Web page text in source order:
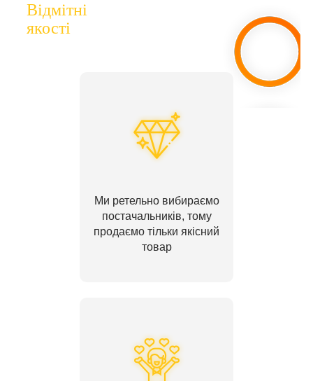
Відмітні
якості
Ми ретельно вибираємо
постачальників, тому
продаємо тільки якісний
товар